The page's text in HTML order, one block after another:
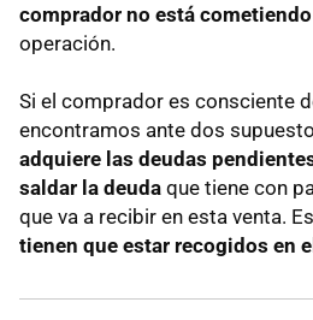
comprador no está
operación.
Si el comprador es consciente
encontramos ante dos
adquiere las deudas
saldar la deuda que tiene con
que va a recibir en esta venta.
tienen que estar recogidos en